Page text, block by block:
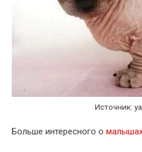
Источник:
Больше интересного о